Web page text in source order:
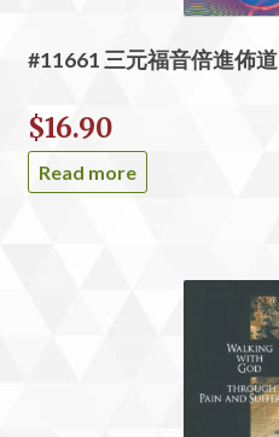
#11661 三元福音倍進佈道
$16.90
Read more